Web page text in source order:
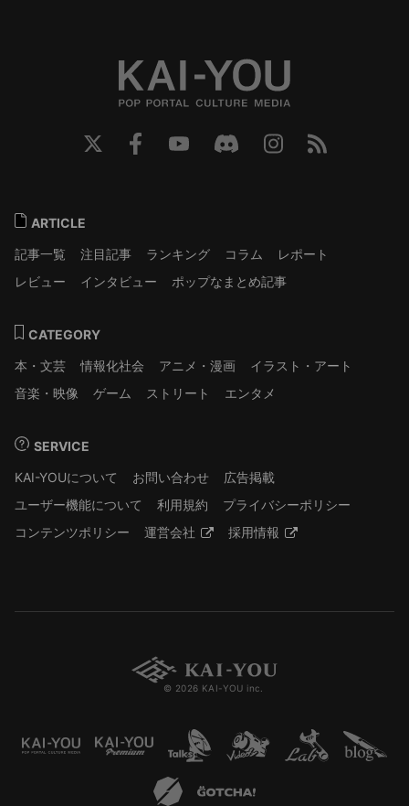
ARTICLE
記事一覧
注目記事 ランキング コラム
レポート
レビュー
インタビュー ポップなまとめ記事
CATEGORY
本・文芸
情報化社会 アニメ・漫画
イラスト・アート
音楽・映像
ゲーム ストリート エンタメ
SERVICE
KAI-YOUについて
お問い合わせ
広告掲載
ユーザー機能について
利用規約
プライバシーポリシー
コンテンツポリシー
運営会社 採用情報
© 2026 KAI-YOU inc.